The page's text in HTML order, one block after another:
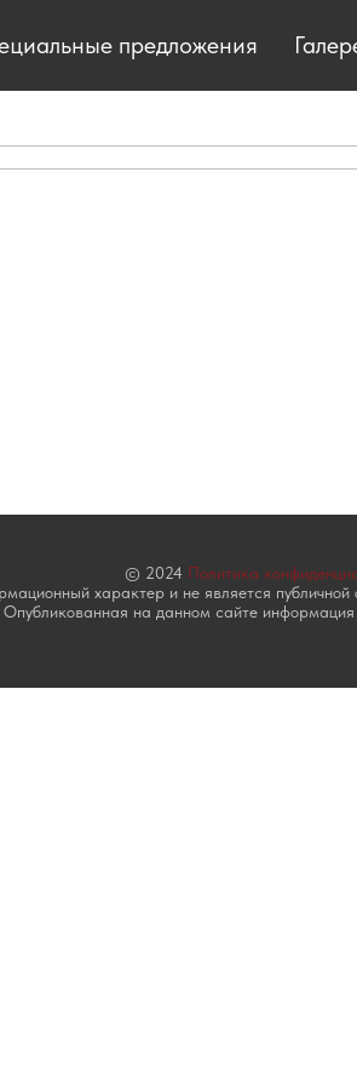
предложения
© 2024 Политика
характер и не является
на данном сайте